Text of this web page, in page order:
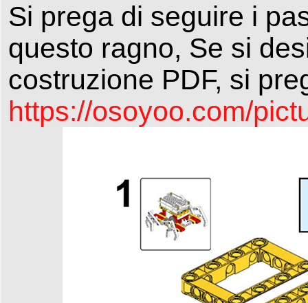
Si prega di seguire i
questo ragno, Se si
costruzione PDF, si
https://osoyoo.com/